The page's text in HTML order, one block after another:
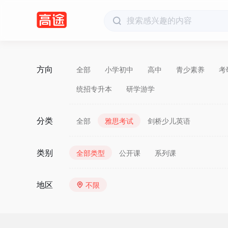
方向 全部 小学初中 高中 青少素养
考
统招专升本
研学游学
分类 全部 雅思考试 剑桥少儿英语
类别 全部类型 公开课 系列课
地区 不限